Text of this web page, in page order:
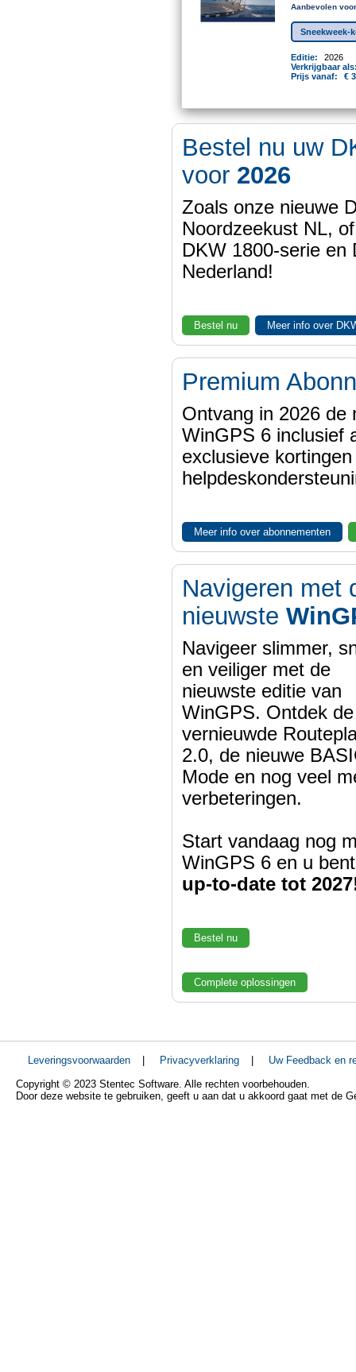
Aanbevolen
Sneekweek-
Editie:
2026
Verkrijgbaar
Prijs vanaf:
€
Bestel nu uw
voor 2026
Zoals onze nieuwe
Noordzeekust NL,
DKW 1800-serie en
Nederland!
Bestel nu Meer info over
Premium
Ontvang in 2026 de
WinGPS 6 inclusief
exclusieve
Meer info over abonnementen
Navigeren met
nieuwste
Navigeer slimmer,
en veiliger met de
nieuwste editie van
WinGPS. Ontdek de
vernieuwde
2.0, de nieuwe
Mode en nog veel
verbeteringen.
Start vandaag nog
WinGPS 6 en u bent
up-to-date tot
Bestel nu
Complete oplossingen
Leveringsvoorwaarden | Privacyverklaring |
Uw Feedback en
Copyright © 2023 Stentec Software. Alle rechten voorbehouden.
Door deze website te gebruiken, geeft u aan dat u akkoord gaat met de